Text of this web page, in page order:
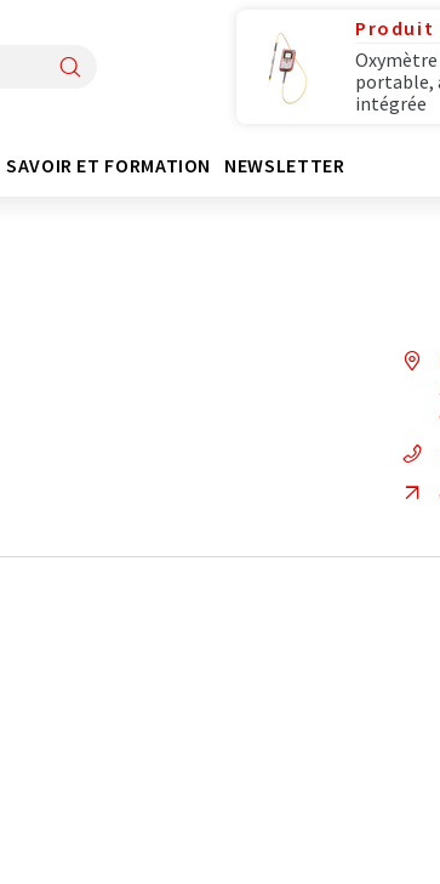
Produit
portable,
intégrée
SAVOIR ET FORMATION NEWSLETTER